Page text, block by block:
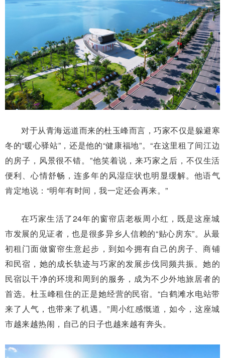
对于从青海远道而来的杜玉峰而言，巧家不仅是躲避寒
冬的“暖心驿站”，还是他的“健康福地”。“在这里租了间江边
的房子，风景很不错。”他笑着说，来巧家之后，不仅生活
便利、心情舒畅，连多年的风湿症状也明显缓解。他语气
肯定地说：“明年有时间，我一定还会再来。”
在巧家生活了24年的窗帘店老板周小红，既是这座城
市发展的见证者，也是很多异乡人信赖的“贴心房东”。从最
初租门面做窗帘生意起步，到如今拥有自己的房子、商铺
和民宿，她的成长轨迹与巧家的发展步伐同频共振。她的
民宿以干净的环境和周到的服务，成为不少外地旅居者的
首选。杜玉峰租住的正是她经营的民宿。“白鹤滩水电站带
来了人气，也带来了机遇。”周小红感慨道，如今，这座城
市越来越热闹，自己的日子也越来越有奔头。